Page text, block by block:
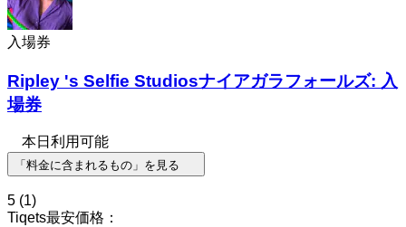
入場券
Ripley 's Selfie Studiosナイアガラフォールズ: 入
場券
本日利用可能
「料金に含まれるもの」を見る
5 (1)
Tiqets最安価格：